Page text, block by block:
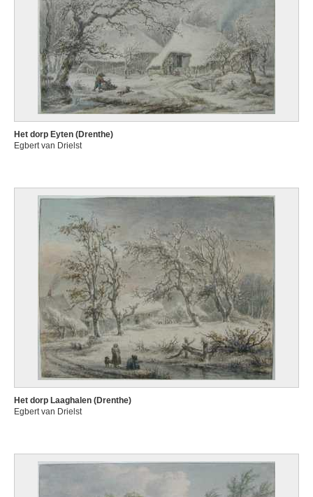
Het dorp Eyten (Drenthe)
Egbert van Drielst
Het dorp Laaghalen (Drenthe)
Egbert van Drielst